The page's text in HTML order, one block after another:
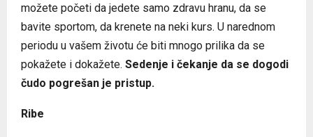
možete početi da jedete samo zdravu hranu, da se
bavite sportom, da krenete na neki kurs. U narednom
periodu u vašem životu će biti mnogo prilika da se
pokažete i dokažete. Sedenje i čekanje da se dogodi
čudo pogrešan je pristup.
Ribe